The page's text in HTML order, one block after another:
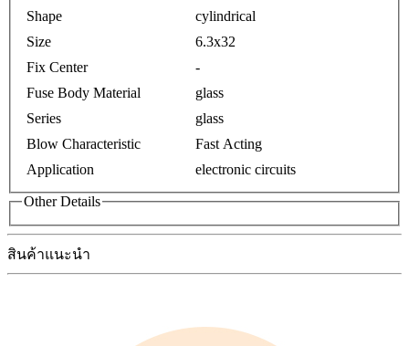
Shape
cylindrical
Size
6.3x32
Fix Center
-
Fuse Body Material
glass
Series
glass
Blow Characteristic
Fast Acting
Application
electronic circuits
Other Details
สินค้าแนะนำ